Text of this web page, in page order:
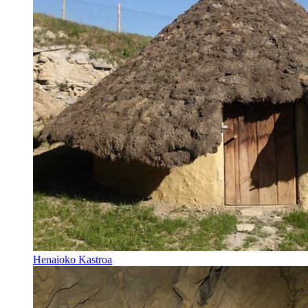
Henaioko Kastroa